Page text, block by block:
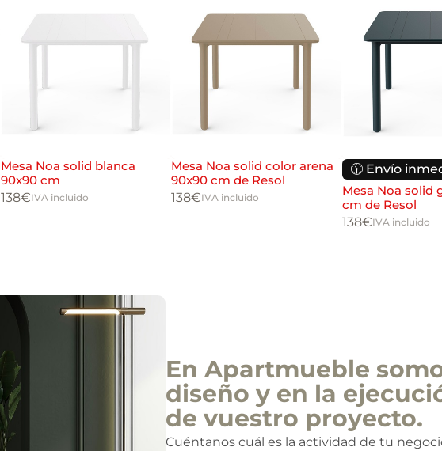
Mesa Noa solid blanca
90x90 cm
138€IVA incluido
Mesa Noa solid color arena
90x90 cm de Resol
138€IVA incluido
🕦 Envío
Mesa Noa solid
cm de Resol
138€IVA incluido
En Apartmueble
diseño y en la
de vuestro proyecto.
Cuéntanos cuál es la actividad de tu